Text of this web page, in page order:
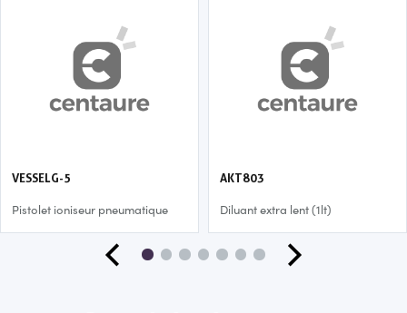
VESSELG-5
Pistolet ioniseur pneumatique
AKT803
Diluant extra lent (1lt)